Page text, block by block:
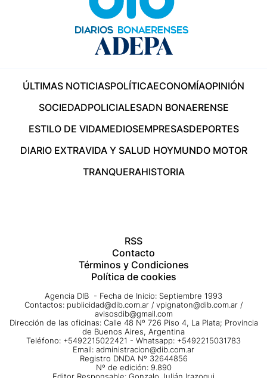
ÚLTIMAS NOTICIASPOLÍTICAECONOMÍAOPINIÓN
SOCIEDADPOLICIALESADN BONAERENSE
ESTILO DE VIDAMEDIOSEMPRESASDEPORTES
DIARIO EXTRAVIDA Y SALUD HOYMUNDO MOTOR
TRANQUERAHISTORIA
RSS
Contacto
Términos y Condiciones
Política de cookies
Agencia DIB - Fecha de Inicio: Septiembre 1993
Contactos: publicidad@dib.com.ar / vpignaton@dib.com.ar /
avisosdib@gmail.com
Dirección de las oficinas: Calle 48 Nº 726 Piso 4, La Plata; Provincia
de Buenos Aires, Argentina
Teléfono: +5492215022421 - Whatsapp: +5492215031783
Email: administracion@dib.com.ar
Registro DNDA Nº 32644856
Nº de edición: 9.890
Editor Responsable: Gonzalo Julián Irazoqui